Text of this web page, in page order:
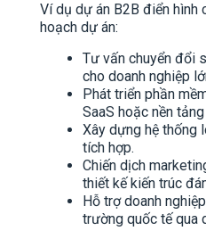
Ví dụ dự án B2B điển hình
hoạch dự án:
Tư vấn chuyển đổi
cho doanh nghiệp
Phát triển phần
SaaS hoặc nền
Xây dựng hệ thống
tích hợp.
Chiến dịch
thiết kế kiến trúc
Hỗ trợ doanh
trường quốc tế qua